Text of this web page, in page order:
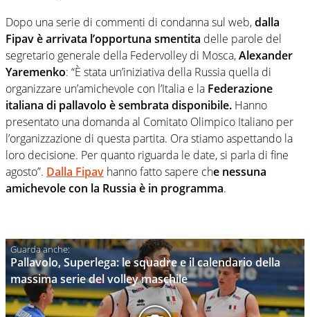
Dopo una serie di commenti di condanna sul web,dalla
Fipav è arrivata l’opportuna smentita delle parole del
segretario generale della Federvolley di Mosca,Alexander
Yaremenko: “È stata un’iniziativa della Russia quella di
organizzare un’amichevole con l’Italia e la Federazione
italiana di pallavolo è sembrata disponibile. Hanno
presentato una domanda al Comitato Olimpico Italiano per
l’organizzazione di questa partita. Ora stiamo aspettando la
loro decisione. Per quanto riguarda le date, si parla di fine
agosto”. Dalla Fipav hanno fatto sapere che nessuna
amichevole con la Russia è in programma.
Pallavolo, Superlega: le squadre e il calendario della
massima serie del volley maschile